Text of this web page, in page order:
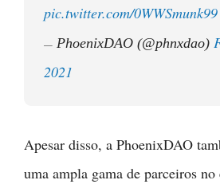
pic.twitter.com/0WWSmunk99
— PhoenixDAO (@phnxdao)
2021
Apesar disso, a PhoenixDAO
uma ampla gama de parceiros no